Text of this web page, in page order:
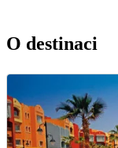
O destinaci